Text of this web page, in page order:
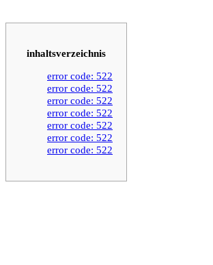
inhaltsverzeichnis
error code: 522
error code: 522
error code: 522
error code: 522
error code: 522
error code: 522
error code: 522